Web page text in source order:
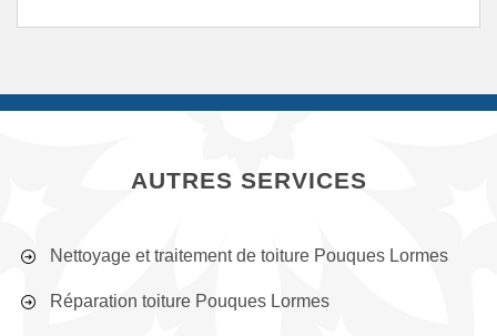
AUTRES SERVICES
Nettoyage et traitement de toiture Pouques Lormes
Réparation toiture Pouques Lormes